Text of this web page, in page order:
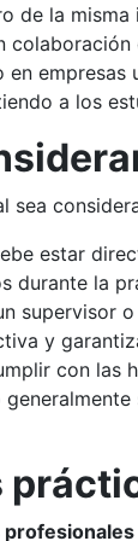
de la
en
a los
sea
estar
durante la
supervisor
y
con las